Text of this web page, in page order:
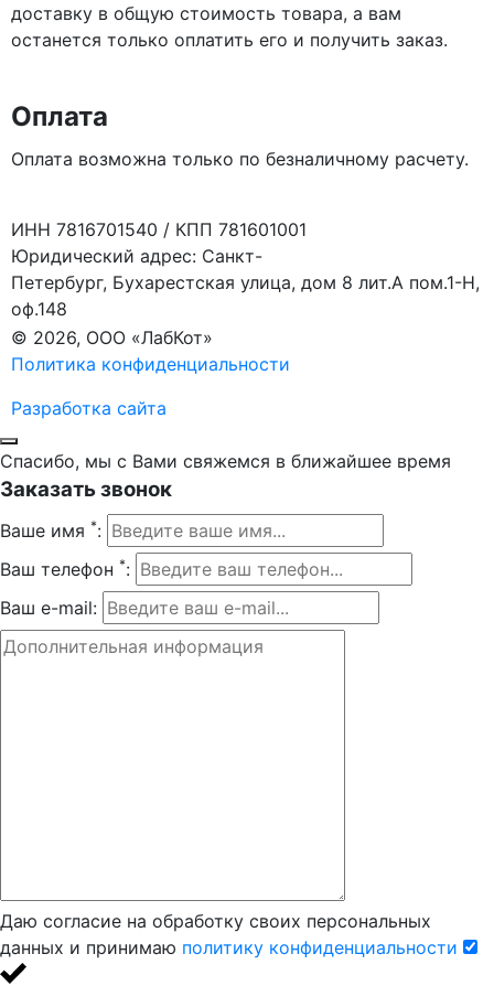
доставку в общую стоимость товара, а вам
останется только оплатить его и получить заказ.
Оплата
Оплата возможна только по безналичному расчету.
ИНН 7816701540 / КПП 781601001
Юридический адрес: Санкт-
Петербург, Бухарестская улица, дом 8 лит.А пом.1-Н,
оф.148
© 2026, ООО «ЛабКот»
Политика конфиденциальности
Разработка сайта
Спасибо, мы с Вами свяжемся в ближайшее время
Заказать звонок
Ваше имя *:
Ваш телефон *:
Ваш e-mail:
Даю согласие на обработку своих персональных
данных и принимаю политику конфиденциальности